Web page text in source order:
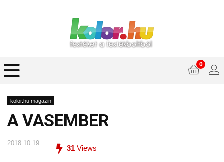
0
kolor.hu magazin
A VASEMBER
2018.10.19.
31 Views